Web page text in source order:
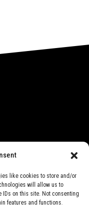
like cookies to store and/or
will allow us to
on this site. Not consenting
features and functions.